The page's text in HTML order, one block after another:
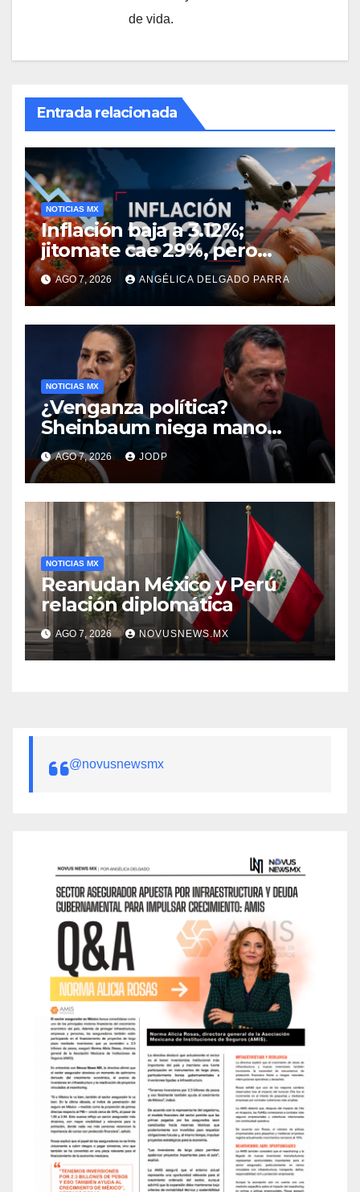
de vida.
Entrada relacionada
NOTICIAS MX
Inflación baja a 3.12%;
jitomate cae 29%, pero
cebolla y vuelos se
encarecen
AGO 7, 2026 ANGÉLICA DELGADO PARRA
NOTICIAS MX
¿Venganza política?
Sheinbaum niega mano
negra en captura de Ángel
Aguirre
AGO 7, 2026 JODP
NOTICIAS MX
Reanudan México y Perú
relación diplomática
AGO 7, 2026 NOVUSNEWS.MX
@novusnewsmx